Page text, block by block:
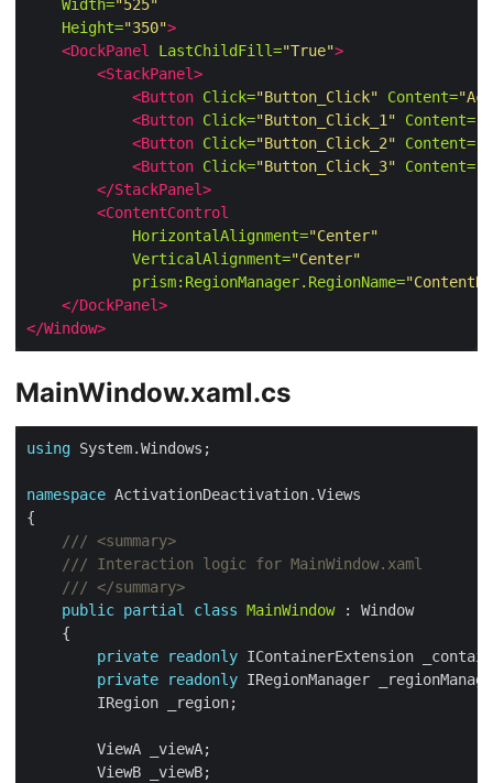
Width="525"
Height="350">
<DockPanel
LastChildFill="True">
<StackPanel>
<Button Click="Button_Click" Content=
<Button Click="Button_Click_1" Content=
<Button Click="Button_Click_2" Content=
<Button Click="Button_Click_3" Content=
</StackPanel>
<ContentControl
HorizontalAlignment="Center"
VerticalAlignment="Center"
prism:RegionManager.RegionName=
</DockPanel>
</Window>
MainWindow.xaml.cs
using
namespace
/// <summary>
/// Interaction logic for MainWindow.xaml
/// </summary>
public partial class MainWindow
private
readonly
private
readonly